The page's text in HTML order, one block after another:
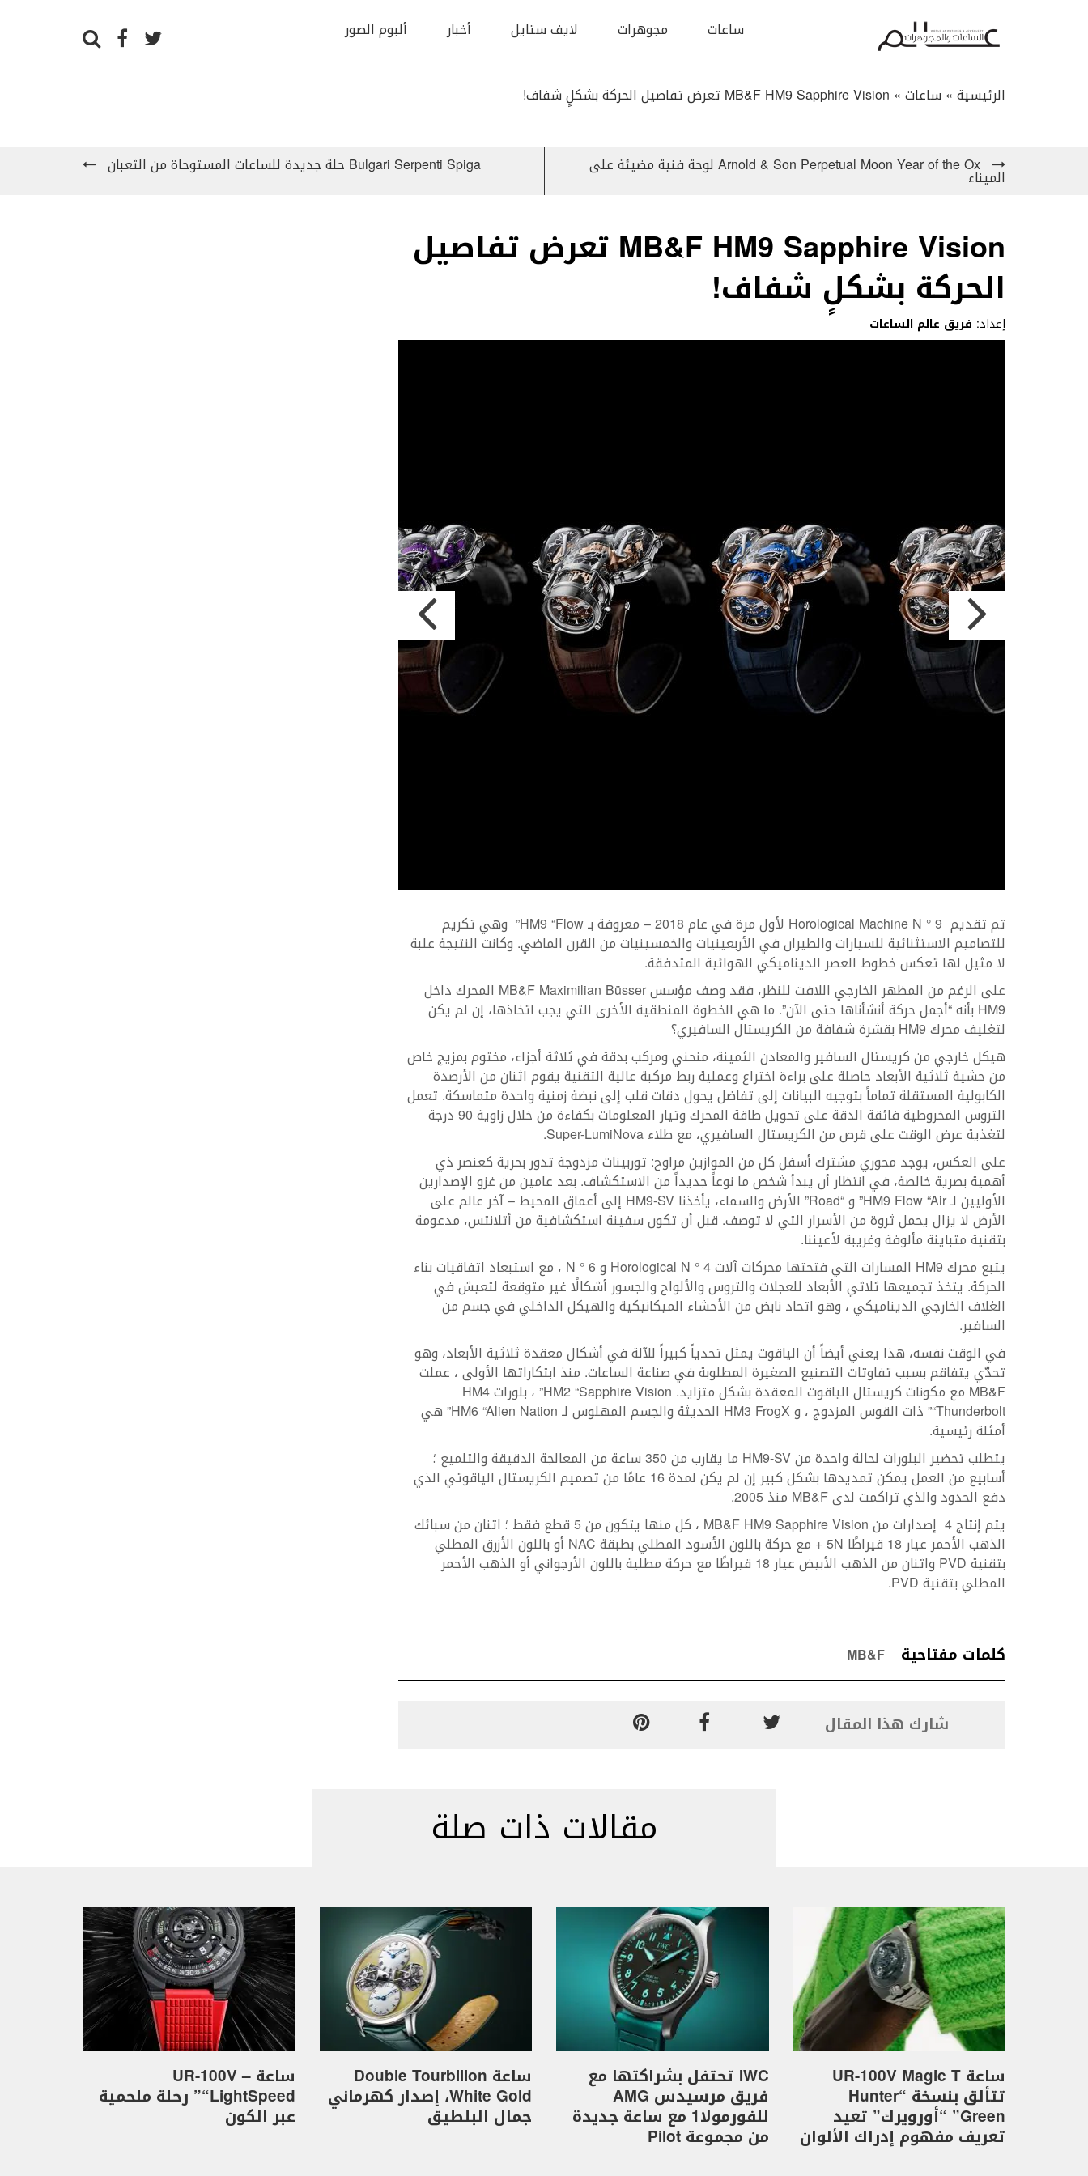
ساعات مجوهرات لايف ستايل أخبار ألبوم الصور
الرئيسية » ساعات» MB&F HM9 Sapphire Vision تعرض تفاصيل الحركة بشكلٍ شفاف!
Arnold & Son Perpetual Moon Year of the Ox لوحة فنية مضيئة على
الميناء
Bulgari Serpenti Spiga حلة جديدة للساعات المستوحاة من الثعبان
MB&F HM9 Sapphire Vision تعرض تفاصيل
الحركة بشكلٍ شفاف!
إعداد: فريق عالم الساعات
تم تقديم Horological Machine N ° 9 لأول مرة في عام 2018 – معروفة بـ HM9 “Flow” وهي تكريم
للتصاميم الاستثنائية للسيارات والطيران في الأربعينيات والخمسينيات من القرن الماضي. وكانت النتيجة علبة
لا مثيل لها تعكس خطوط العصر الديناميكي الهوائية المتدفقة.
على الرغم من المظهر الخارجي اللافت للنظر، فقد وصف مؤسس MB&F Maximilian Büsser المحرك داخل
HM9 بأنه “أجمل حركة أنشأناها حتى الآن”. ما هي الخطوة المنطقية الأخرى التي يجب اتخاذها، إن لم يكن
لتغليف محرك HM9 بقشرة شفافة من الكريستال السافيري؟
هيكل خارجي من كريستال السافير والمعادن الثمينة، منحني ومركب بدقة في ثلاثة أجزاء، مختوم بمزيج خاص
من حشية ثلاثية الأبعاد حاصلة على براءة اختراع وعملية ربط مركبة عالية التقنية يقوم اثنان من الأرصدة
الكابولية المستقلة تماماً بتوجيه البيانات إلى تفاضل يحول دقات قلب إلى نبضة زمنية واحدة متماسكة. تعمل
التروس المخروطية فائقة الدقة على تحويل طاقة المحرك وتيار المعلومات بكفاءة من خلال زاوية 90 درجة
لتغذية عرض الوقت على قرص من الكريستال السافيري، مع طلاء Super-LumiNova.
على العكس، يوجد محوري مشترك أسفل كل من الموازين مراوح: توربينات مزدوجة تدور بحرية كعنصر ذي
أهمية بصرية خالصة، في انتظار أن يبدأ شخص ما نوعاً جديداً من الاستكشاف. بعد عامين من غزو الإصدارين
الأوليين لـ HM9 Flow “Air” و “Road” الأرض والسماء، يأخذنا HM9-SV إلى أعماق المحيط – آخر عالم على
الأرض لا يزال يحمل ثروة من الأسرار التي لا توصف. قبل أن تكون سفينة استكشافية من أتلانتس، مدعومة
بتقنية متباينة مألوفة وغريبة لأعيننا.
يتبع محرك HM9 المسارات التي فتحتها محركات آلات Horological N ° 4 و N ° 6 ، مع استبعاد اتفاقيات بناء
الحركة. يتخذ تجميعها ثلاثي الأبعاد للعجلات والتروس والألواح والجسور أشكالًا غير متوقعة لتعيش في
الغلاف الخارجي الديناميكي ، وهو اتحاد نابض من الأحشاء الميكانيكية والهيكل الداخلي في جسم من
السافير.
في الوقت نفسه، هذا يعني أيضاً أن الياقوت يمثل تحدياً كبيراً للآلة في أشكال معقدة ثلاثية الأبعاد، وهو
تحدّي يتفاقم بسبب تفاوتات التصنيع الصغيرة المطلوبة في صناعة الساعات. منذ ابتكاراتها الأولى ، عملت
MB&F مع مكونات كريستال الياقوت المعقدة بشكل متزايد. HM2 “Sapphire Vision” ، بلورات HM4
“Thunderbolt” ذات القوس المزدوج ، و HM3 FrogX الحديثة والجسم المهلوس لـ HM6 “Alien Nation” هي
أمثلة رئيسية.
يتطلب تحضير البلورات لحالة واحدة من HM9-SV ما يقارب من 350 ساعة من المعالجة الدقيقة والتلميع ؛
أسابيع من العمل يمكن تمديدها بشكل كبير إن لم يكن لمدة 16 عامًا من تصميم الكريستال الياقوتي الذي
دفع الحدود والذي تراكمت لدى MB&F منذ 2005.
يتم إنتاج 4 إصدارات من MB&F HM9 Sapphire Vision ، كل منها يتكون من 5 قطع فقط ؛ اثنان من سبائك
الذهب الأحمر عيار 18 قيراطًا 5N + مع حركة باللون الأسود المطلي بطبقة NAC أو باللون الأزرق المطلي
بتقنية PVD واثنان من الذهب الأبيض عيار 18 قيراطًا مع حركة مطلية باللون الأرجواني أو الذهب الأحمر
المطلي بتقنية PVD.
كلمات مفتاحية MB&F
شارك هذا المقال
مقالات ذات صلة
ساعة UR-100V Magic T
تتألق بنسخة “Hunter
Green” “أورويرك” تعيد
تعريف مفهوم إدراك الألوان
IWC تحتفل بشراكتها مع
فريق مرسيدس AMG
للفورمولا1 مع ساعة جديدة
من مجموعة Pilot
ساعة Double Tourbillon
White Gold، إصدار كهرماني
جمال البلطيق
ساعة UR-100V –
“LightSpeed” رحلة ملحمية
عبر الكون